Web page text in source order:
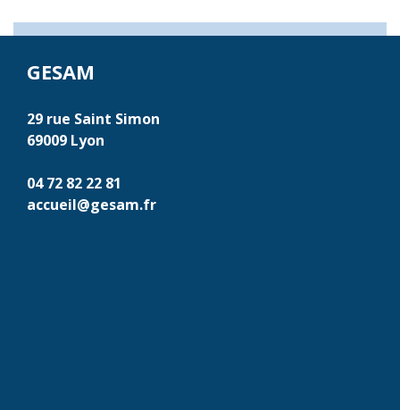
GESAM
29 rue Saint Simon
69009 Lyon
04 72 82 22 81
accueil@gesam.fr